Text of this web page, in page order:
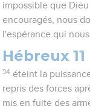
impossible que
encouragés, nous
l'espérance qui
Hébreux 11
34 éteint la
repris des forces
mis en fuite des